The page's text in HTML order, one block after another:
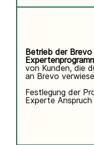
Betrieb der
von Kunden, die
an Brevo
Festlegung der
Experte